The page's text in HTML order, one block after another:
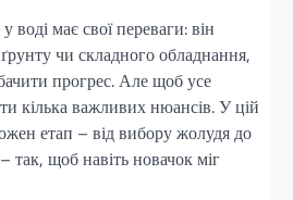
має свої переваги: він
чи складного обладнання,
прогрес. Але щоб усе
кілька важливих нюансів. У цій
етап – від вибору жолудя до
так, щоб навіть новачок міг